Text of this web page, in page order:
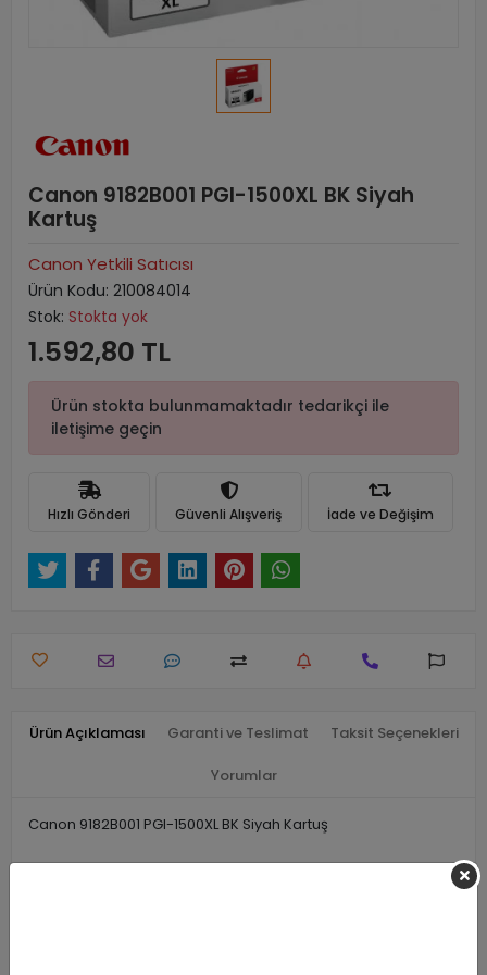
Canon 9182B001 PGI-1500XL BK Siyah
Kartuş
Canon Yetkili Satıcısı
Ürün Kodu: 210084014
Stok: Stokta yok
1.592,80 TL
Ürün stokta bulunmamaktadır tedarikçi ile
iletişime geçin
Hızlı Gönderi Güvenli Alışveriş İade ve Değişim
Ürün Açıklaması Garanti ve Teslimat Taksit Seçenekleri
Yorumlar
Canon 9182B001 PGI-1500XL BK Siyah Kartuş